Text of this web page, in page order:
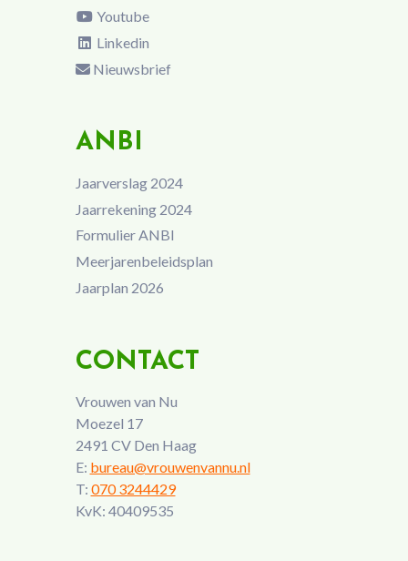
Youtube
Linkedin
Nieuwsbrief
ANBI
Jaarverslag 2024
Jaarrekening 2024
Formulier ANBI
Meerjarenbeleidsplan
Jaarplan 2026
CONTACT
Vrouwen van Nu
Moezel 17
2491 CV Den Haag
E: bureau@vrouwenvannu.nl
T: 070 3244429
KvK: 40409535